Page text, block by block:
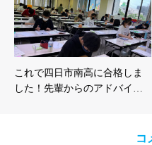
これで四日市南高に合格しま
した！先輩からのアドバイ…
コ